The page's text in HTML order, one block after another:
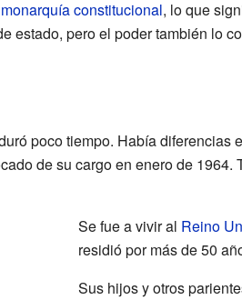
monarquía constitucional, lo que
estado, pero el poder también lo
poco tiempo. Había diferencias
de su cargo en enero de
Se fue a vivir al Reino
residió por más de 50
Sus hijos y otros